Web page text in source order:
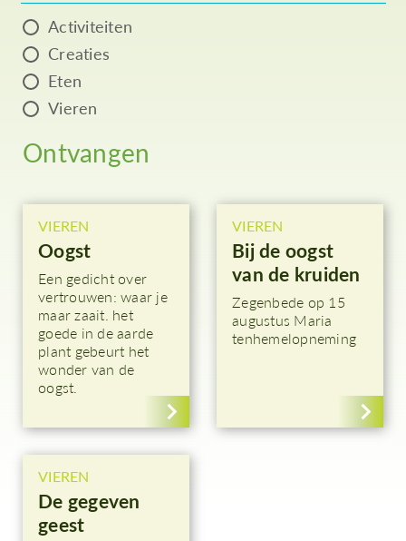
Activiteiten
Creaties
Eten
Vieren
Ontvangen
VIEREN
Oogst
Een gedicht over
vertrouwen: waar je
maar zaait. het
goede in de aarde
plant gebeurt het
wonder van de
oogst.
VIEREN
Bij de oogst
van de kruiden
Zegenbede op 15
augustus Maria
tenhemelopneming
VIEREN
De gegeven
geest